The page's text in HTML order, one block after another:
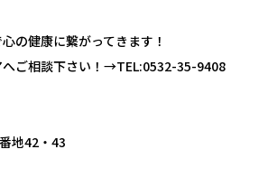
の健康に繋がってきます！
へご相談下さい！→TEL:0532-35-9408
地42・43